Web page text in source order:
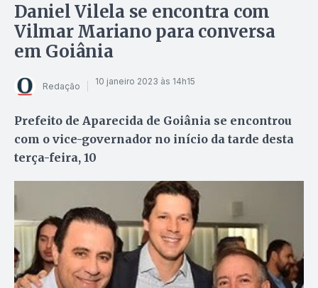
Daniel Vilela se encontra com
Vilmar Mariano para conversa
em Goiânia
Redação 10 janeiro 2023 às 14h15
Prefeito de Aparecida de Goiânia se encontrou
com o vice-governador no início da tarde desta
terça-feira, 10